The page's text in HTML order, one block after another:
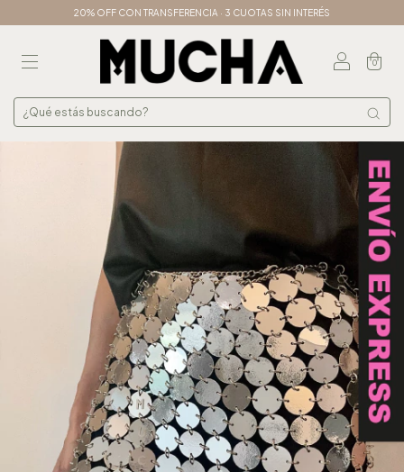
20% OFF CON TRANSFERENCIA · 3 CUOTAS SIN INTERÉS
0